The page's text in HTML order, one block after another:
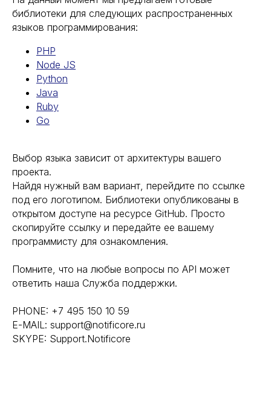
библиотеки для следующих распространенных
языков программирования:
PHP
Node JS
Python
Java
Ruby
Go
Выбор языка зависит от архитектуры вашего
проекта.
Найдя нужный вам вариант, перейдите по ссылке
под его логотипом. Библиотеки опубликованы в
открытом доступе на ресурсе GitHub. Просто
скопируйте ссылку и передайте ее вашему
программисту для ознакомления.
Помните, что на любые вопросы по API может
ответить наша Служба поддержки.
PHONE: +7 495 150 10 59
E-MAIL: support@notificore.ru
SKYPE: Support.Notificore